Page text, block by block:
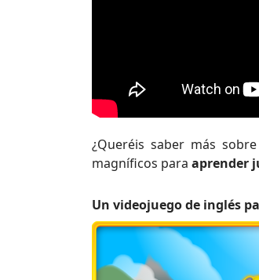
¿Queréis saber más
magníficos para aprender
Un videojuego de inglés